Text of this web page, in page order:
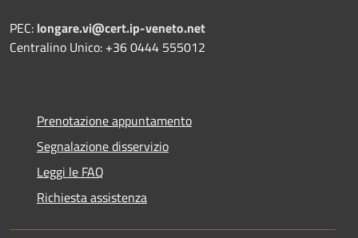
PEC: longare.vi@cert.ip-veneto.net
Centralino Unico: +36 0444 555012
Prenotazione appuntamento
Segnalazione disservizio
Leggi le FAQ
Richiesta assistenza